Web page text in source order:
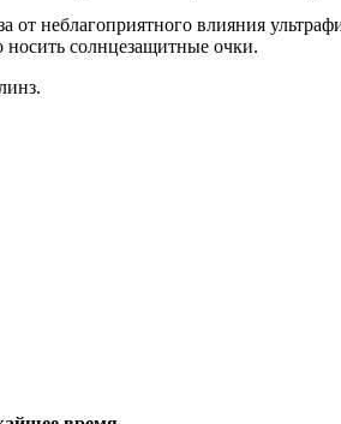
неблагоприятного влияния
носить солнцезащитные очки.